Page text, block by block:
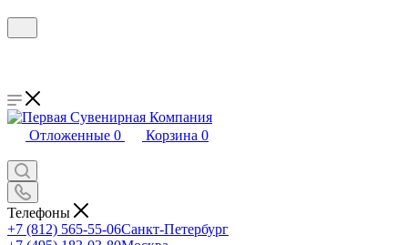
Отложенные 0 Корзина 0
Телефоны
+7 (812) 565-55-06Санкт-Петербург